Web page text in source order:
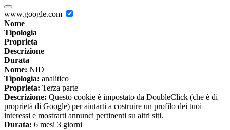
www.google.com
Nome
Tipologia
Proprieta
Descrizione
Durata
Nome: NID
Tipologia: analitico
Proprieta: Terza parte
Descrizione: Questo cookie è impostato da DoubleClick (che è di
proprietà di Google) per aiutarti a costruire un profilo dei tuoi
interessi e mostrarti annunci pertinenti su altri siti.
Durata: 6 mesi 3 giorni